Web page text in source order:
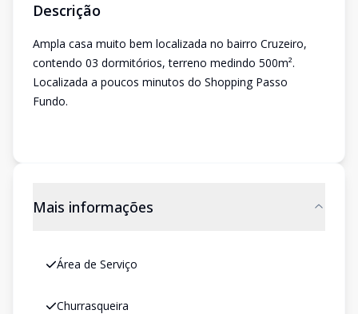
Descrição
Ampla casa muito bem localizada no bairro Cruzeiro,
contendo 03 dormitórios, terreno medindo 500m².
Localizada a poucos minutos do Shopping Passo
Fundo.
Mais informações
Área de Serviço
Churrasqueira